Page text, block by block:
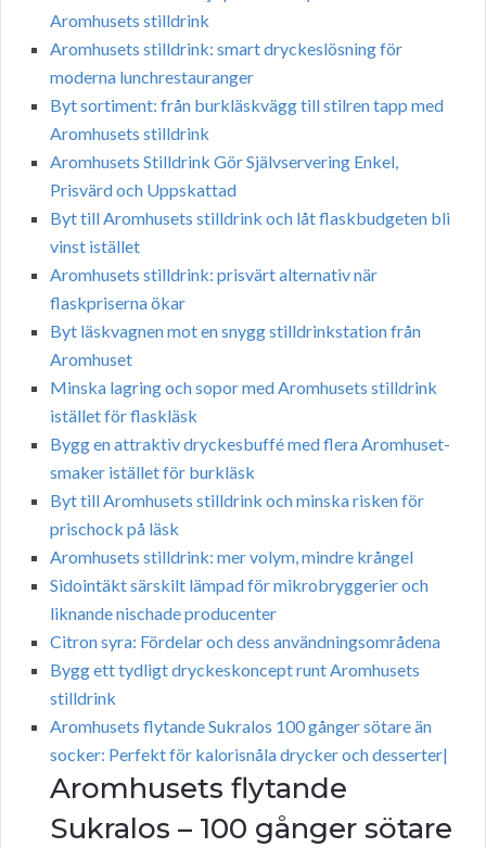
Aromhusets stilldrink
Aromhusets stilldrink: smart dryckeslösning för
moderna lunchrestauranger
Byt sortiment: från burkläskvägg till stilren tapp med
Aromhusets stilldrink
Aromhusets Stilldrink Gör Självservering Enkel,
Prisvärd och Uppskattad
Byt till Aromhusets stilldrink och låt flaskbudgeten bli
vinst istället
Aromhusets stilldrink: prisvärt alternativ när
flaskpriserna ökar
Byt läskvagnen mot en snygg stilldrinkstation från
Aromhuset
Minska lagring och sopor med Aromhusets stilldrink
istället för flaskläsk
Bygg en attraktiv dryckesbuffé med flera Aromhuset-
smaker istället för burkläsk
Byt till Aromhusets stilldrink och minska risken för
prischock på läsk
Aromhusets stilldrink: mer volym, mindre krångel
Sidointäkt särskilt lämpad för mikrobryggerier och
liknande nischade producenter
Citron syra: Fördelar och dess användningsområdena
Bygg ett tydligt dryckeskoncept runt Aromhusets
stilldrink
Aromhusets flytande Sukralos 100 gånger sötare än
socker: Perfekt för kalorisnåla drycker och desserter|
Aromhusets flytande
Sukralos – 100 gånger sötare